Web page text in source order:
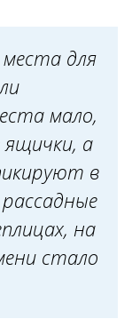
для
мало,
а
в
на
стало